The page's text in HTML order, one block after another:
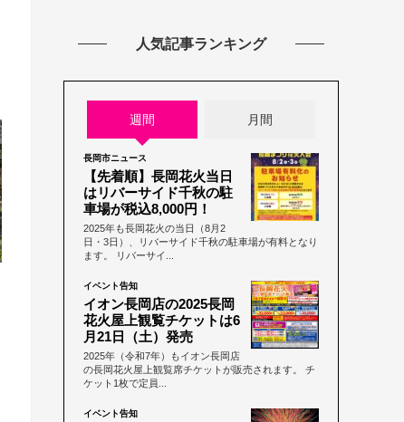
人気記事ランキング
週間 月間
長岡市ニュース
【先着順】長岡花火当日
はリバーサイド千秋の駐
車場が税込8,000円！
2025年も長岡花火の当日（8月2
日・3日）、リバーサイド千秋の駐車場が有料となり
ます。 リバーサイ...
イベント告知
イオン長岡店の2025長岡
花火屋上観覧チケットは6
月21日（土）発売
2025年（令和7年）もイオン長岡店
の長岡花火屋上観覧席チケットが販売されます。 チ
ケット1枚で定員...
イベント告知